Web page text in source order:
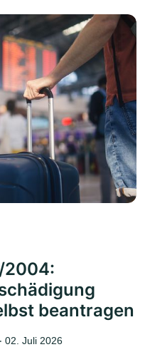
2004:
beantragen
‧ 02. Juli 2026